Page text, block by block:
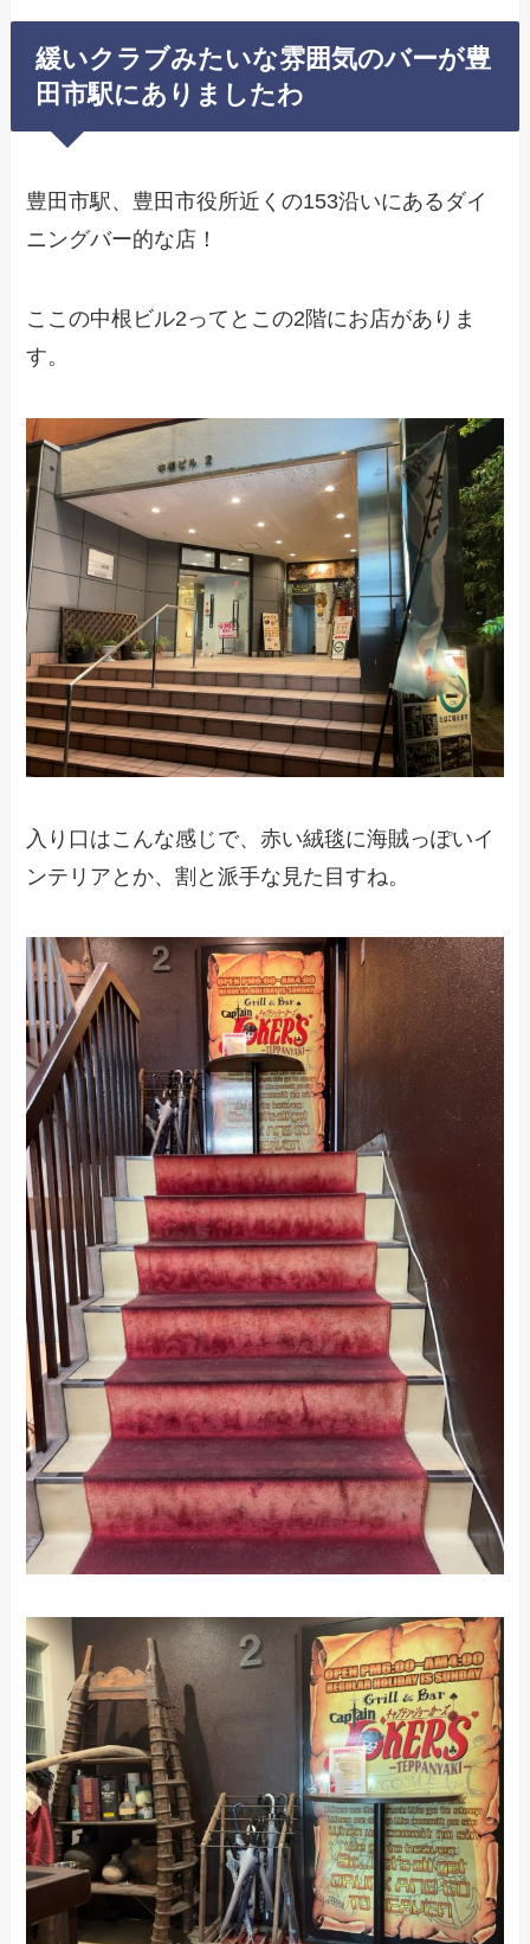
緩いクラブみたいな雰囲気のバーが豊
田市駅にありましたわ
豊田市駅、豊田市役所近くの153沿いにあるダイ
ニングバー的な店！
ここの中根ビル2ってとこの2階にお店がありま
す。
入り口はこんな感じで、赤い絨毯に海賊っぽいイ
ンテリアとか、割と派手な見た目すね。